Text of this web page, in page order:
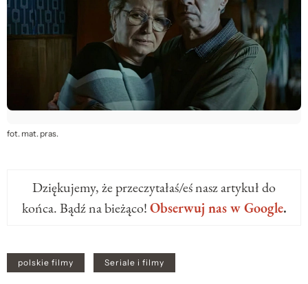
fot. mat. pras.
Dziękujemy, że przeczytałaś/eś nasz artykuł do
końca. Bądź na bieżąco!Obserwuj nas w Google.
polskie filmy Seriale i filmy